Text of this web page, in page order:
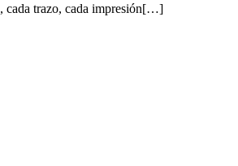
cada trazo, cada impresión[…]